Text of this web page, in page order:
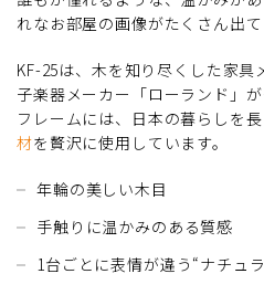
れなお部屋の画像がたくさん出て
KF-25は、木を知り尽くした家
子楽器メーカー「ローランド」
フレームには、日本の暮らしを
材を贅沢に使用しています。
年輪の美しい木目
手触りに温かみのある質感
1台ごとに表情が違う“ナチュ